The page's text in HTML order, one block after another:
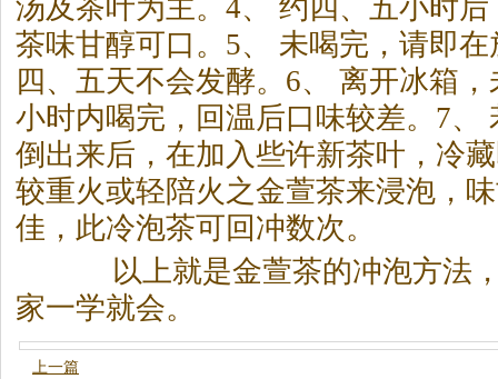
汤及茶叶为主。4、 约四、五小时
茶味甘醇可口。5、 未喝完，请即
四、五天不会发酵。6、 离开冰箱
小时内喝完，回温后口味较差。7、
倒出来后，在加入些许新茶叶，冷
较重火或轻陪火之金萱茶来浸泡，
佳，此冷泡茶可回冲数次。
以上就是金萱茶的冲泡方法
家一学就会。
上一篇